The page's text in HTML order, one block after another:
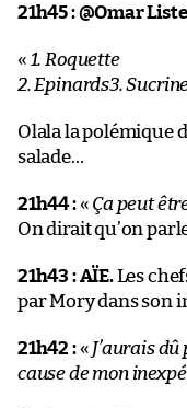
21h45 :@Omar
« 1. Roquette
2. Epinards3.
Olala la polémique
salade…
21h44 :« Ça peut
On dirait qu’on
21h43 :AÏE.Les
par Mory dans son
21h42 :« J’aurais dû
cause de mon